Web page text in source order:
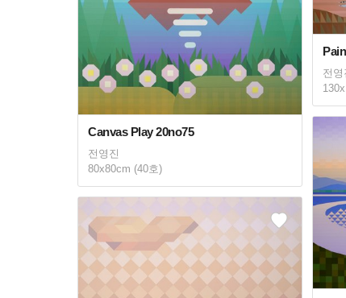
전영
Canvas Play 20no75
전영진
80x80cm (40호)